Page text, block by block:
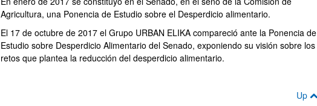
Agricultura, una Ponencia de Estudio sobre el Desperdicio alimentario.
El 17 de octubre de 2017 el Grupo URBAN ELIKA compareció ante la Ponencia de
Estudio sobre Desperdicio Alimentario del Senado, exponiendo su visión sobre los
retos que plantea la reducción del desperdicio alimentario.
Up